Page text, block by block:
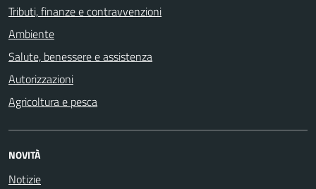
Tributi, finanze e contravvenzioni
Ambiente
Salute, benessere e assistenza
Autorizzazioni
Agricoltura e pesca
NOVITÀ
Notizie